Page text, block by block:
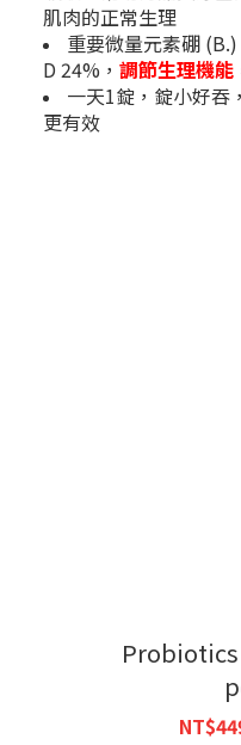
肌肉的正常生理
重要微量元素硼
D 24%， 調節生理機能
一天1錠，錠小好吞
更有效